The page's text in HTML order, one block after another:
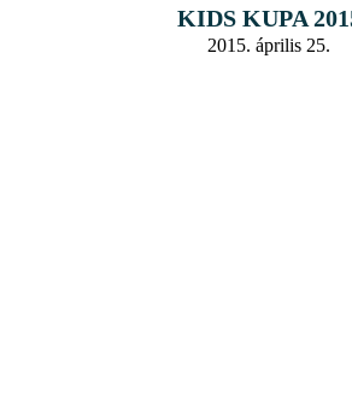
KIDS KUPA
2015. április 25.